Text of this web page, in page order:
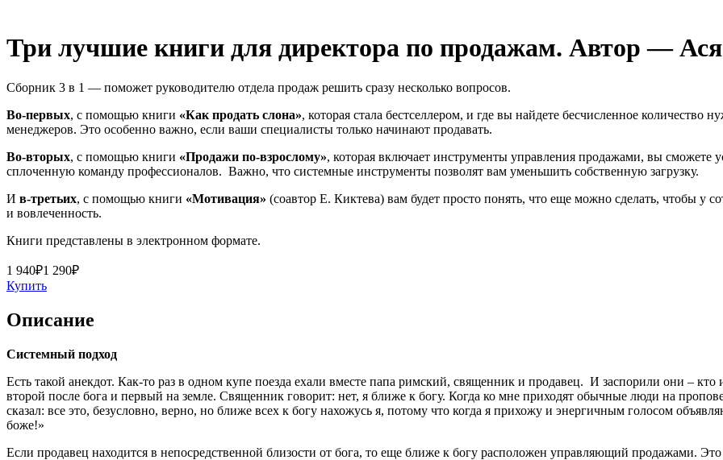
Три лучшие книги для директора по продажам. Автор —
Сборник 3 в 1 — поможет руководителю отдела продаж решить сразу несколько вопросов.
Во-первых, с помощью книги «Как продать слона», которая стала бестселлером, и где вы найдете бесчисленное
менеджеров. Это особенно важно, если ваши специалисты только начинают продавать.
Во-вторых, с помощью книги «Продажи по-взрослому», которая включает инструменты управления продажами, вы сможете
сплоченную команду профессионалов. Важно, что системные инструменты позволят вам уменьшить собственную загрузку.
И в-третьих, с помощью книги «Мотивация» (соавтор Е. Киктева) вам будет просто понять, что еще можно сделать, чтобы у
и вовлеченность.
Книги представлены в электронном формате.
1 940₽1 290₽
Купить
Описание
Системный подход
Есть такой анекдот. Как-то раз в одном купе поезда ехали вместе папа римский, священник и продавец. И заспорили они –
второй после бога и первый на земле. Священник говорит: нет, я ближе к богу. Когда ко мне приходят обычные люди на
сказал: все это, безусловно, верно, но ближе всех к богу нахожусь я, потому что когда я прихожу и энергичным голосом
боже!»
Если продавец находится в непосредственной близости от бога, то еще ближе к богу расположен управляющий продажами.